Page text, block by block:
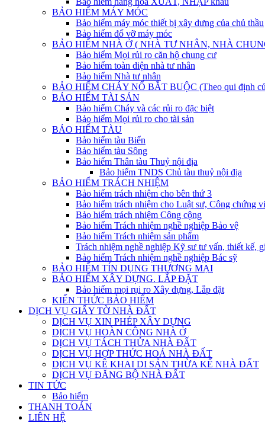
BẢO HIỂM MÁY MÓC
Bảo hiểm máy móc thiết bị xây dưng của chủ thầu
Bảo hiểm đổ vỡ máy móc
BẢO HIỂM NHÀ Ở ( NHÀ TƯ NHÂN, NHÀ
Bảo hiểm Mọi rủi ro căn hộ chung cư
Bảo hiểm toàn diện nhà tư nhân
Bảo hiểm Nhà tư nhân
BẢO HIỂM CHÁY NỔ BẮT BUỘC (Theo qui định
BẢO HIỂM TÀI SẢN
Bảo hiểm Cháy và các rủi ro đặc biệt
Bảo hiểm Mọi rủi ro cho tài sản
BẢO HIỂM TÀU
Bảo hiểm tàu Biển
Bảo hiểm tàu Sông
Bảo hiểm Thân tàu Thuỷ nội địa
Bảo hiểm TNDS Chủ tàu thuỷ nội địa
BẢO HIỂM TRÁCH NHIỆM
Bảo hiểm trách nhiệm cho bên thứ 3
Bảo hiểm trách nhiệm cho Luật sư, Công chứng
Bảo hiểm trách nhiệm Công cộng
Bảo hiểm Trách nhiệm nghề nghiệp Bảo vệ
Bảo hiểm Trách nhiệm sản phẩm
Trách nhiệm nghề nghiệp Kỹ sư tư vấn, thiết kế,
Bảo hiểm Trách nhiệm nghề nghiệp Bác sỹ
BẢO HIỂM TÍN DỤNG THƯƠNG MẠI
BẢO HIỂM XÂY DỰNG. LẮP ĐẶT
Bảo hiểm mọi rụi ro Xây dựng, Lắp đặt
KIẾN THỨC BẢO HIỂM
DỊCH VỤ GIẤY TỜ NHÀ ĐẤT
DỊCH VỤ XIN PHÉP XÂY DỰNG
DỊCH VỤ HOÀN CÔNG NHÀ Ở
DỊCH VỤ TÁCH THỬA NHÀ ĐẤT
DỊCH VỤ HỢP THỨC HOÁ NHÀ ĐẤT
DỊCH VỤ KÊ KHAI DI SẢN THỪA KẾ NHÀ ĐẤT
DỊCH VỤ ĐĂNG BỘ NHÀ ĐẤT
TIN TỨC
Bảo hiểm
THANH TOÁN
LIÊN HỆ